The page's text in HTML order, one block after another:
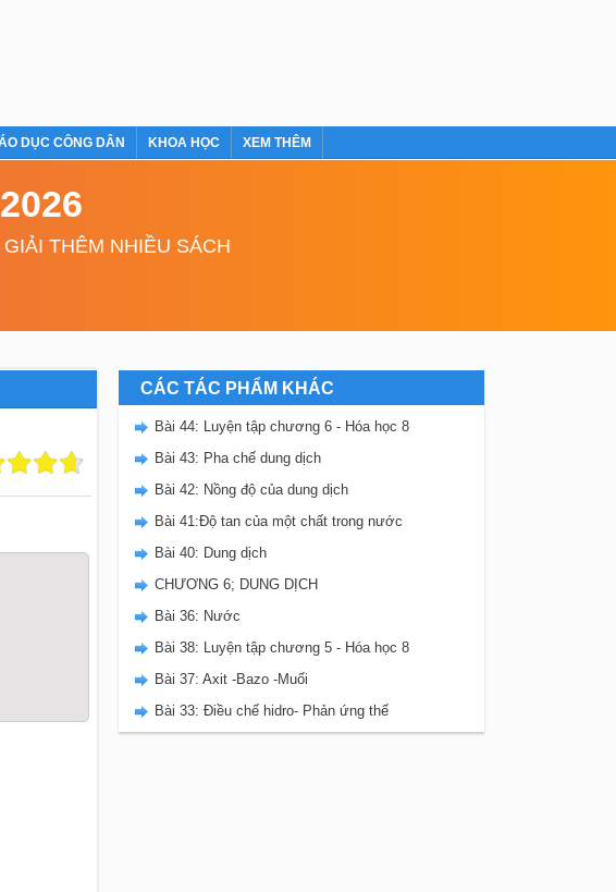
DỤC CÔNG DÂN KHOA HỌC XEM THÊM
THÊM NHIỀU SÁCH
CÁC TÁC PHẨM KHÁC
Bài 44: Luyện tập chương 6 - Hóa học 8
Bài 43: Pha chế dung dịch
Bài 42: Nồng độ của dung dịch
Bài 41:Độ tan của một chất trong nước
Bài 40: Dung dịch
CHƯƠNG 6; DUNG DỊCH
Bài 36: Nước
Bài 38: Luyện tập chương 5 - Hóa học 8
Bài 37: Axit -Bazo -Muối
Bài 33: Điều chế hidro- Phản ứng thế